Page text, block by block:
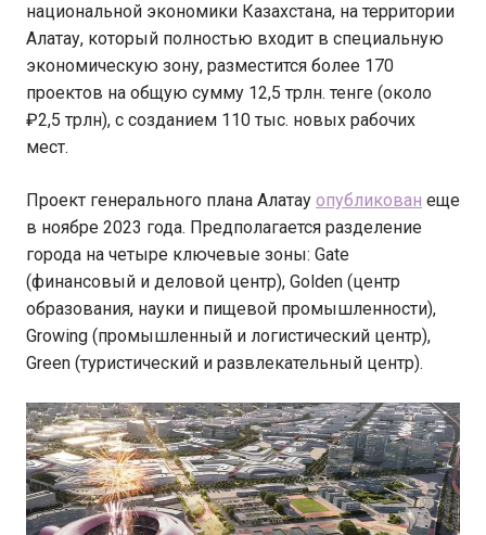
национальной экономики Казахстана, на территории
Алатау, который полностью входит в специальную
экономическую зону, разместится более 170
проектов на общую сумму 12,5 трлн. тенге (около
₽2,5 трлн), с созданием 110 тыс. новых рабочих
мест.
Проект генерального плана Алатау опубликован еще
в ноябре 2023 года. Предполагается разделение
города на четыре ключевые зоны: Gate
(финансовый и деловой центр), Golden (центр
образования, науки и пищевой промышленности),
Growing (промышленный и логистический центр),
Green (туристический и развлекательный центр).